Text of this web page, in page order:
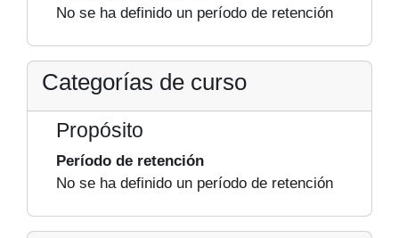
No se ha definido un período de retención
Categorías de curso
Propósito
Período de retención
No se ha definido un período de retención